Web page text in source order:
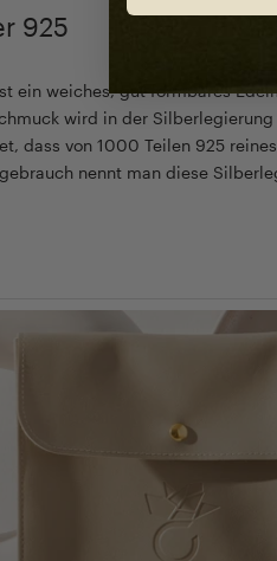
925
ein weiches, gut formbares
wird in der
dass von 1000 Teilen 925
nennt man diese